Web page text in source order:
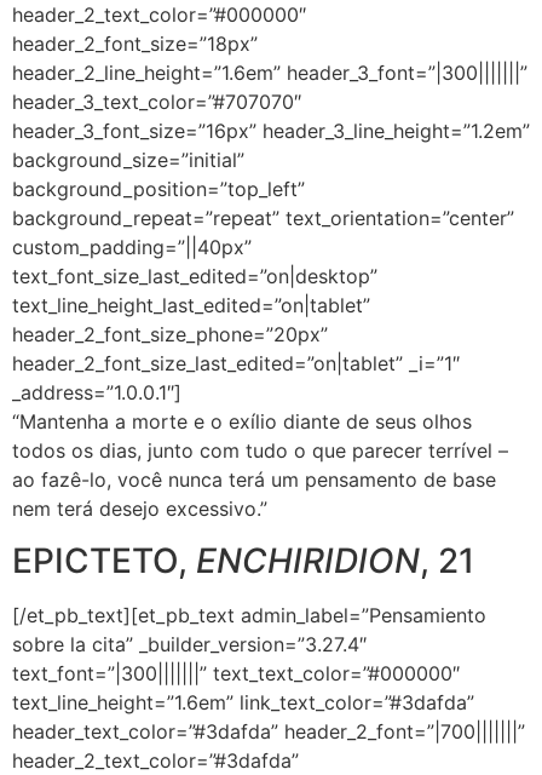
header_2_text_color=”#000000″
header_2_font_size=”18px”
header_2_line_height=”1.6em” header_3_font=”|300|||||||”
header_3_text_color=”#707070″
header_3_font_size=”16px” header_3_line_height=”1.2em”
background_size=”initial”
background_position=”top_left”
background_repeat=”repeat” text_orientation=”center”
custom_padding=”||40px”
text_font_size_last_edited=”on|desktop”
text_line_height_last_edited=”on|tablet”
header_2_font_size_phone=”20px”
header_2_font_size_last_edited=”on|tablet” _i=”1″
_address=”1.0.0.1″]
“Mantenha a morte e o exílio diante de seus olhos
todos os dias, junto com tudo o que parecer terrível –
ao fazê-lo, você nunca terá um pensamento de base
nem terá desejo excessivo.”
EPICTETO, ENCHIRIDION, 21
[/et_pb_text][et_pb_text admin_label=”Pensamiento
sobre la cita” _builder_version=”3.27.4″
text_font=”|300|||||||” text_text_color=”#000000″
text_line_height=”1.6em” link_text_color=”#3dafda”
header_text_color=”#3dafda” header_2_font=”|700|||||||”
header_2_text_color=”#3dafda”